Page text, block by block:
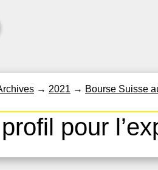
→ 2021 → Bourse Suisse
pour